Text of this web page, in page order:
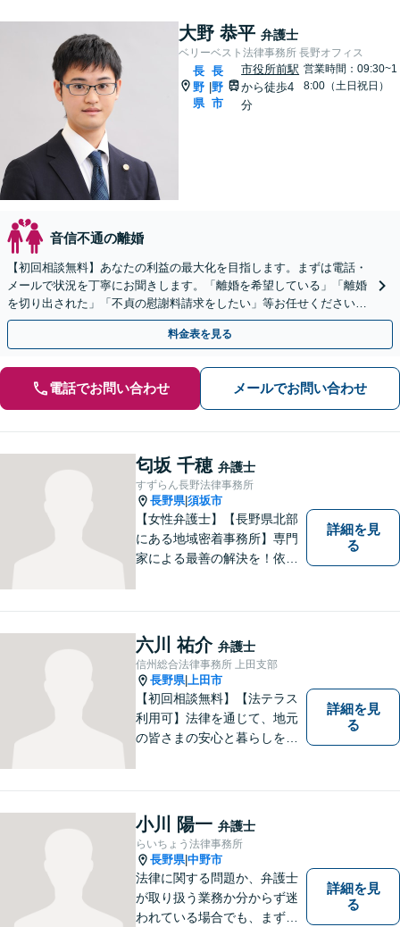
大野 恭平 弁護士
ベリーベスト法律事務所 長野オフィス
長
野
県
長
野
市
市役所前駅
から徒歩4
分
営業時間：09:30~1
8:00（土日祝日）
音信不通の離婚
【初回相談無料】あなたの利益の最大化を目指します。まずは電話・
メールで状況を丁寧にお聞きします。「離婚を希望している」「離婚
を切り出された」「不貞の慰謝料請求をしたい」等お任せください。
【リーズナブルな料金設定】
料金表を見る
電話でお問い合わせ メールでお問い合わせ
匂坂 千穂 弁護士
すずらん長野法律事務所
長野県|須坂市
【女性弁護士】【長野県北部
にある地域密着事務所】専門
家による最善の解決を！依頼
スをご提供します。
詳細を見
る
六川 祐介 弁護士
信州総合法律事務所 上田支部
長野県| 上田市
【初回相談無料】【法テラス
利用可】法律を通じて、地元
の皆さまの安心と暮らしを全
なたのお悩みをお聞かせくだ
さい。どのようなご相談でも
真摯に向き合い、解決まで全
力で伴走します。【地域密着
型の法律事務所】
詳細を見
る
小川 陽一 弁護士
らいちょう法律事務所
長野県|中野市
法律に関する問題か、弁護士
が取り扱う業務か分からず迷
われている場合でも、まずは
詳細を見
る